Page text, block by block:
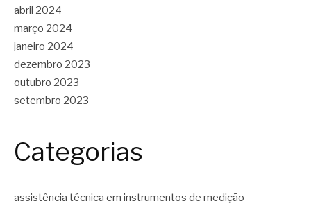
abril 2024
março 2024
janeiro 2024
dezembro 2023
outubro 2023
setembro 2023
Categorias
assistência técnica em instrumentos de medição